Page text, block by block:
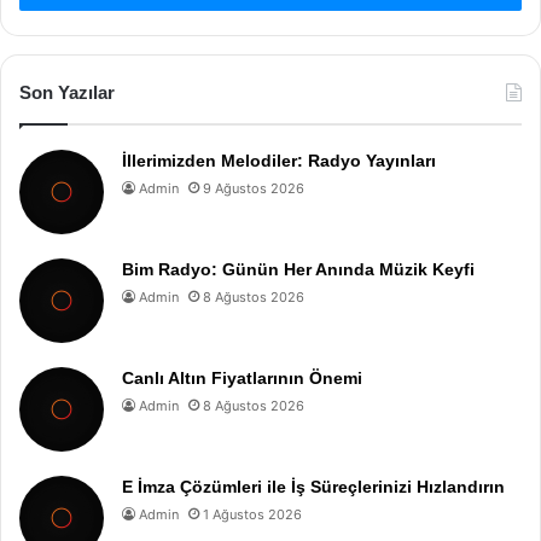
Son Yazılar
İllerimizden Melodiler: Radyo Yayınları
Admin 9 Ağustos 2026
Bim Radyo: Günün Her Anında Müzik Keyfi
Admin 8 Ağustos 2026
Canlı Altın Fiyatlarının Önemi
Admin 8 Ağustos 2026
E İmza Çözümleri ile İş Süreçlerinizi Hızlandırın
Admin 1 Ağustos 2026